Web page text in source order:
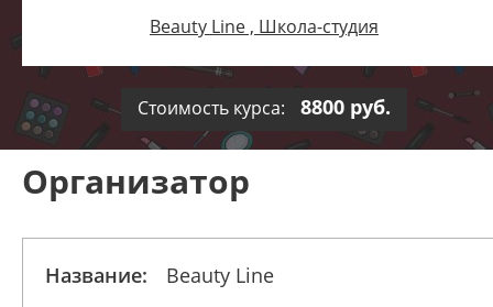
Beauty Line , Школа-студия
Стоимость курса: 8800 руб.
Организатор
Название:
Beauty Line